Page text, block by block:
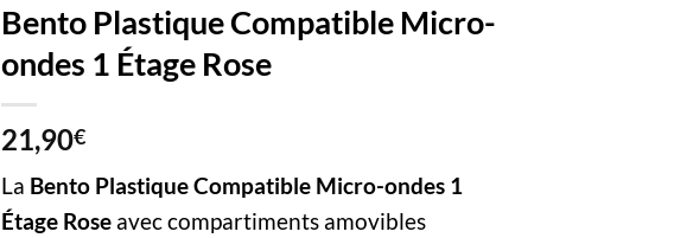
Bento Plastique Compatible Micro-
ondes 1 Étage Rose
21,90€
La Bento Plastique Compatible Micro-ondes 1
Étage Rose avec compartiments amovibles